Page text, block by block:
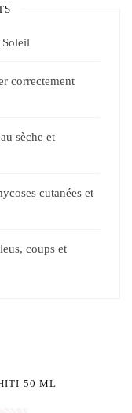
correctement
sèche et
cutanées et
coups et
50 ML